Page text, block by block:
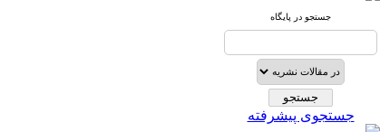
جستجو در پایگاه
جستجوی پیشرفته